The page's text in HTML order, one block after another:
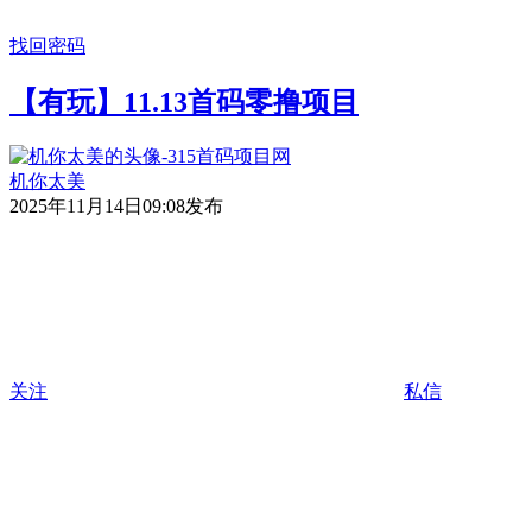
找回密码
【有玩】11.13首码零撸项目
机你太美
2025年11月14日09:08发布
关注 私信